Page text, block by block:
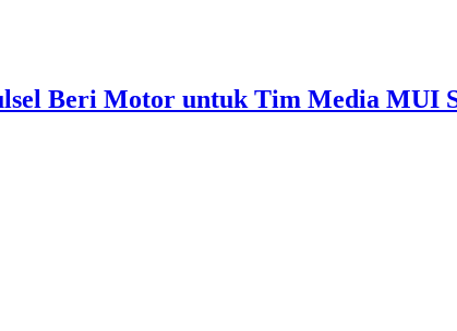
Beri Motor untuk Tim Media MUI